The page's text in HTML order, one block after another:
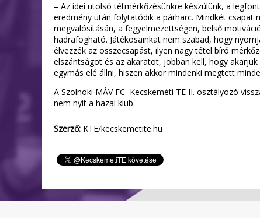
– Az idei utolsó tétmérkőzésünkre készülünk, a
eredmény után folytatódik a párharc. Mindkét csapat
megvalósításán, a fegyelmezettségen, belső
hadrafogható. Játékosainkat nem szabad, hogy
élvezzék az összecsapást, ilyen nagy tétel bíró
elszántságot és az akaratot, jobban kell, hogy
egymás elé állni, hiszen akkor mindenki megtett
A Szolnoki MÁV FC–Kecskeméti TE II. osztályozó
nem nyit a hazai klub.
Szerző: KTE/kecskemetite.hu